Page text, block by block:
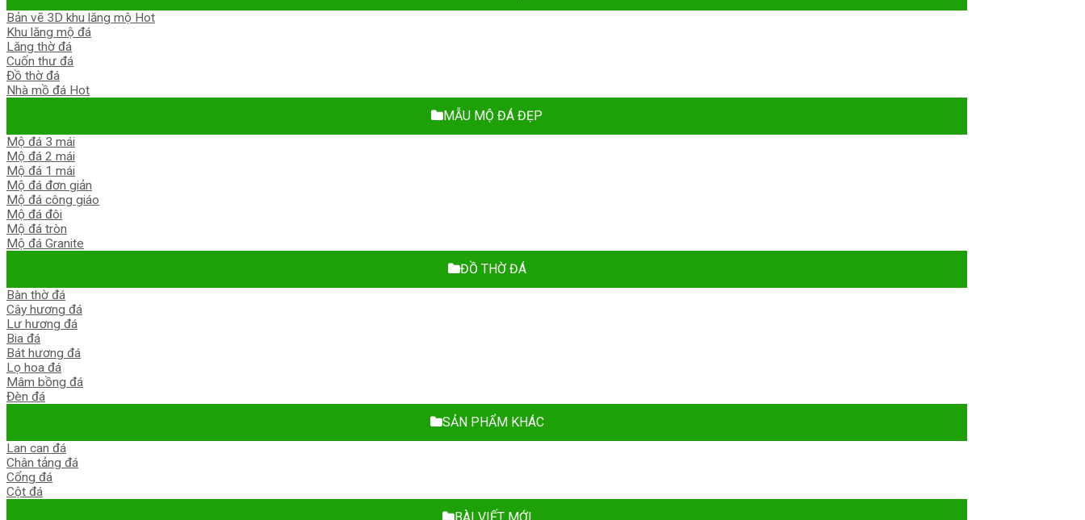
Bản vẽ 3D khu lăng mộ
Khu lăng mộ đá
Lăng thờ đá
Cuốn thư đá
Đồ thờ đá
Nhà mồ đá
MẪU MỘ ĐÁ ĐẸP
Mộ đá 3 mái
Mộ đá 2 mái
Mộ đá 1 mái
Mộ đá đơn giản
Mộ đá công giáo
Mộ đá đôi
Mộ đá tròn
Mộ đá Granite
ĐỒ THỜ ĐÁ
Bàn thờ đá
Cây hương đá
Lư hương đá
Bia đá
Bát hương đá
Lọ hoa đá
Mâm bồng đá
Đèn đá
SẢN PHẨM KHÁC
Lan can đá
Chân tảng đá
Cổng đá
Cột đá
BÀI VIẾT MỚI